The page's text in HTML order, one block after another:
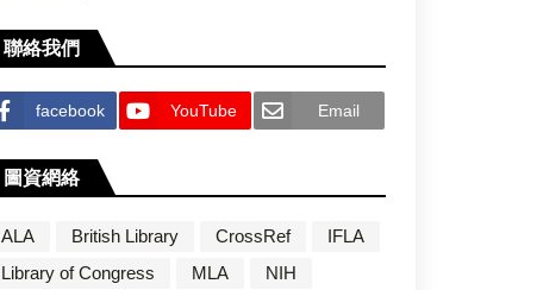
聯絡我們
facebook YouTube Email
圖資網絡
ALA British Library CrossRef
IFLA
Library of Congress
MLA NIH